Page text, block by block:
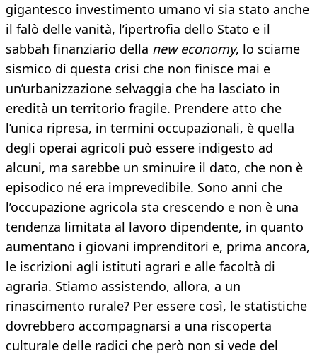
gigantesco investimento umano vi sia stato anche
il falò delle vanità, l’ipertrofia dello Stato e il
sabbah finanziario della new economy, lo sciame
sismico di questa crisi che non finisce mai e
un’urbanizzazione selvaggia che ha lasciato in
eredità un territorio fragile. Prendere atto che
l’unica ripresa, in termini occupazionali, è quella
degli operai agricoli può essere indigesto ad
alcuni, ma sarebbe un sminuire il dato, che non è
episodico né era imprevedibile. Sono anni che
l’occupazione agricola sta crescendo e non è una
tendenza limitata al lavoro dipendente, in quanto
aumentano i giovani imprenditori e, prima ancora,
le iscrizioni agli istituti agrari e alle facoltà di
agraria. Stiamo assistendo, allora, a un
rinascimento rurale? Per essere così, le statistiche
dovrebbero accompagnarsi a una riscoperta
culturale delle radici che però non si vede del